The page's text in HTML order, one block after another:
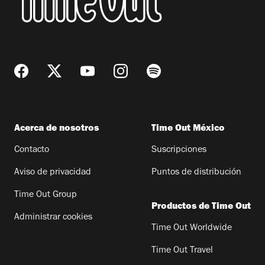
Acerca de nosotros
Contacto
Aviso de privacidad
Time Out Group
Administrar cookies
Time Out México
Suscripciones
Puntos de distribución
Productos de Time Out
Time Out Worldwide
Time Out Travel